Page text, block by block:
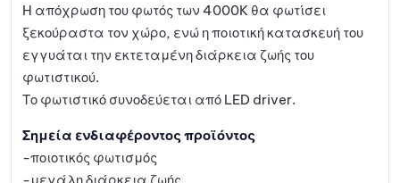
H απόχρωση του φωτός των 4000K θα φωτίσει
ξεκούραστα τον χώρο, ενώ η ποιοτική κατασκευή του
εγγυάται την εκτεταμένη διάρκεια ζωής του
φωτιστικού.
Το φωτιστικό συνοδεύεται από LED driver.
Σημεία ενδιαφέροντος προϊόντος
-ποιοτικός φωτισμός